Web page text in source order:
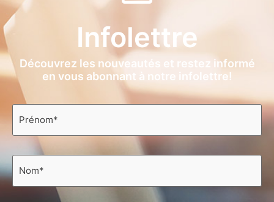
Infolettre
Découvrez les nouveautés et restez informé
en vous abonnant à notre infolettre!
Prénom
Nom